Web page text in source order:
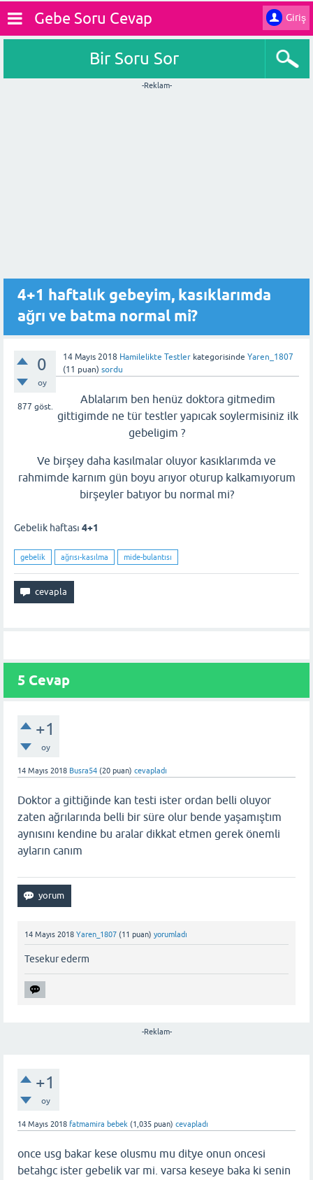
Giriş
Gebe Soru Cevap
Bir Soru Sor
-Reklam-
4+1 haftalık gebeyim, kasıklarımda
ağrı ve batma normal mi?
0
oy
877 göst.
14 Mayıs 2018 Hamilelikte Testler kategorisinde Yaren_1807
(11 puan) sordu
Ablalarım ben henüz doktora gitmedim
gittigimde ne tür testler yapıcak soylermisiniz ilk
gebeligim ?
Ve birşey daha kasılmalar oluyor kasıklarımda ve
rahmimde karnım gün boyu arıyor oturup kalkamıyorum
birşeyler batıyor bu normal mi?
Gebelik haftası 4+1
gebelik ağrısı-kasılma mide-bulantısı
5 Cevap
+1
oy
14 Mayıs 2018 Busra54 (20 puan) cevapladı
Doktor a gittiğinde kan testi ister ordan belli oluyor
zaten ağrılarında belli bir süre olur bende yaşamıştım
aynısını kendine bu aralar dikkat etmen gerek önemli
ayların canım
14 Mayıs 2018 Yaren_1807 (11 puan) yorumladı
Tesekur ederm
-Reklam-
+1
oy
14 Mayıs 2018 fatmamira bebek (1,035 puan) cevapladı
once usg bakar kese olusmu mu ditye onun oncesi
betahgc ister gebelik var mi. varsa keseye baka ki senin